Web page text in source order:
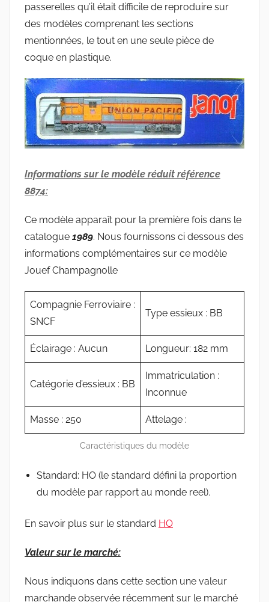
passerelles qu’il était difficile de reproduire sur
des modèles comprenant les sections
mentionnées, le tout en une seule pièce de
coque en plastique.
Informations sur le modèle réduit référence
8874:
Ce modèle apparaît pour la première fois dans le
catalogue 1989. Nous fournissons ci dessous des
informations complémentaires sur ce modèle
Jouef Champagnolle
Compagnie Ferroviaire :
SNCF
Type essieux : BB
Éclairage : Aucun Longueur: 182 mm
Catégorie d’essieux : BB
Immatriculation :
Inconnue
Masse : 250 Attelage :
Caractéristiques du modèle
Standard: HO (le standard défini la proportion
du modèle par rapport au monde reel).
En savoir plus sur le standard HO
Valeur sur le marché:
Nous indiquons dans cette section une valeur
marchande observée récemment sur le marché